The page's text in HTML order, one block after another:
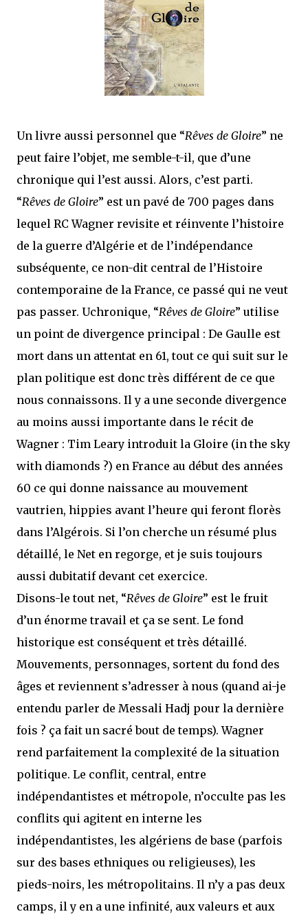
mettre sous tous les yeux. C'est cela...
Un livre aussi personnel que “Rêves de Gloire” ne
peut faire l’objet, me semble-t-il, que d’une
chronique qui l’est aussi. Alors, c’est parti.
“Rêves de Gloire” est un pavé de 700 pages dans
lequel RC Wagner revisite et réinvente l’histoire
de la guerre d’Algérie et de l’indépendance
subséquente, ce non-dit central de l’Histoire
contemporaine de la France, ce passé qui ne veut
pas passer. Uchronique, “Rêves de Gloire” utilise
un point de divergence principal : De Gaulle est
mort dans un attentat en 61, tout ce qui suit sur le
plan politique est donc très différent de ce que
nous connaissons. Il y a une seconde divergence
au moins aussi importante dans le récit de
Wagner : Tim Leary introduit la Gloire (in the sky
with diamonds ?) en France au début des années
60 ce qui donne naissance au mouvement
vautrien, hippies avant l’heure qui feront florès
dans l’Algérois. Si l’on cherche un résumé plus
détaillé, le Net en regorge, et je suis toujours
aussi dubitatif devant cet exercice.
Disons-le tout net, “Rêves de Gloire” est le fruit
d’un énorme travail et ça se sent. Le fond
historique est conséquent et très détaillé.
Mouvements, personnages, sortent du fond des
âges et reviennent s’adresser à nous (quand ai-je
entendu parler de Messali Hadj pour la dernière
fois ? ça fait un sacré bout de temps). Wagner
rend parfaitement la complexité de la situation
politique. Le conflit, central, entre
indépendantistes et métropole, n’occulte pas les
conflits qui agitent en interne les
indépendantistes, les algériens de base (parfois
sur des bases ethniques ou religieuses), les
pieds-noirs, les métropolitains. Il n’y a pas deux
camps, il y en a une infinité, aux valeurs et aux